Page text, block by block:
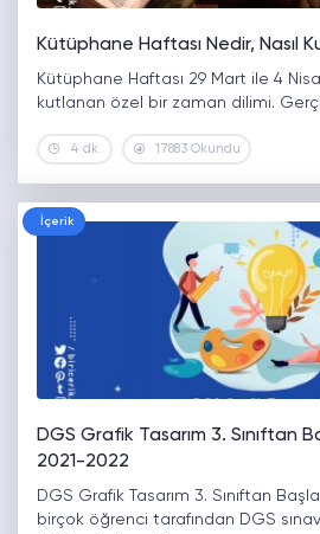
Kütüphane Haftası Nedir, Nasıl
Kütüphane Haftası 29 Mart ile 4
kutlanan özel bir zaman dilimi.
4 dk. 17883 Okundu
İçerik
DGS Grafik Tasarım 3. Sınıftan
2021-2022
DGS Grafik Tasarım 3. Sınıftan
birçok öğrenci tarafından DGS